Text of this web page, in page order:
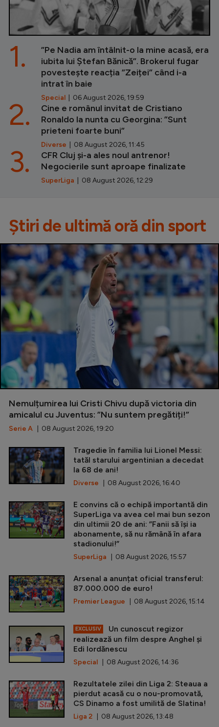
”Pe Nadia am întâlnit-o la mine acasă, era
iubita lui Ștefan Bănică”. Brokerul fugar
povestește reacția ”Zeiței” când i-a
intrat în baie
Special | 06 August 2026, 19:59
1.
Cine e românul invitat de Cristiano
Ronaldo la nunta cu Georgina: ”Sunt
prieteni foarte buni”
Diverse | 08 August 2026, 11:45
2.
CFR Cluj și-a ales noul antrenor!
Negocierile sunt aproape finalizate
SuperLiga | 08 August 2026, 12:29
3.
Știri de ultimă oră din sport
Nemulțumirea lui Cristi Chivu după victoria din
amicalul cu Juventus: ”Nu suntem pregătiți!”
Serie A | 08 August 2026, 19:20
Tragedie în familia lui Lionel Messi:
tatăl starului argentinian a decedat
la 68 de ani!
Diverse | 08 August 2026, 16:40
E convins că o echipă importantă din
SuperLiga va avea cel mai bun sezon
din ultimii 20 de ani: ”Fanii să își ia
abonamente, să nu rămână în afara
stadionului!”
SuperLiga | 08 August 2026, 15:57
Arsenal a anunțat oficial transferul:
87.000.000 de euro!
Premier League | 08 August 2026, 15:14
EXCLUSIV
Un cunoscut regizor
realizează un film despre Anghel și
Edi Iordănescu
Special | 08 August 2026, 14:36
Rezultatele zilei din Liga 2: Steaua a
pierdut acasă cu o nou-promovată,
CS Dinamo a fost umilită de Slatina!
Liga 2 | 08 August 2026, 13:48